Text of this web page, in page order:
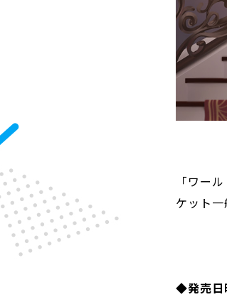
「ワー
ケット
◆発売日